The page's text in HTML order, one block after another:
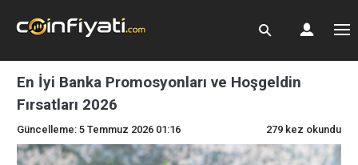
En İyi Banka Promosyonları ve Hoşgeldin
Fırsatları 2026
Güncelleme: 5 Temmuz 2026 01:16 279 kez okundu